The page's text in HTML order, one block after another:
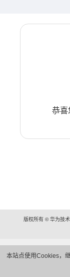
本站点使用Cookies，
恭喜
版权所有 © 华为技